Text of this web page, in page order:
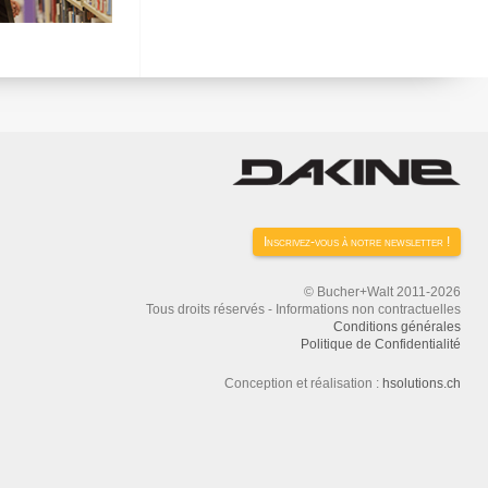
Inscrivez-vous à notre newsletter !
© Bucher+Walt 2011-2026
Tous droits réservés - Informations non contractuelles
Conditions générales
Politique de Confidentialité
Conception et réalisation : hsolutions.ch